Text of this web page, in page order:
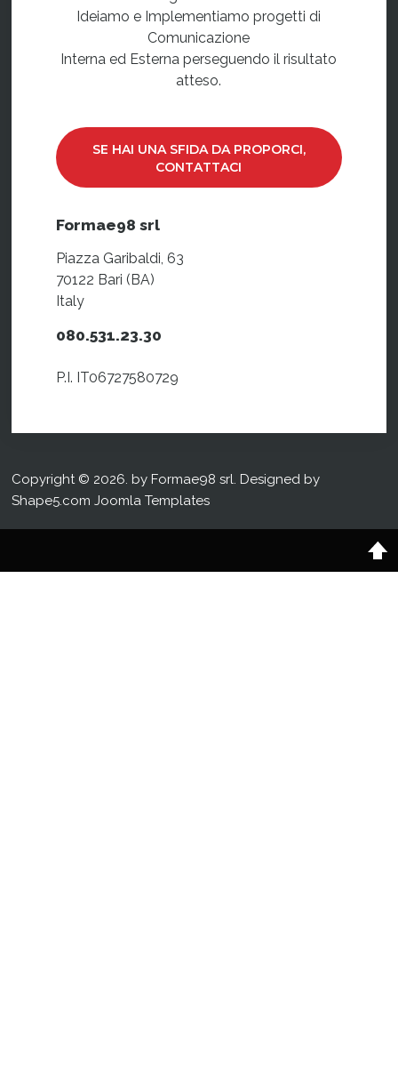
Ideiamo e Implementiamo progetti di
Comunicazione
Interna ed Esterna perseguendo il risultato
atteso.
SE HAI UNA SFIDA DA PROPORCI,
CONTATTACI
Formae98 srl
Piazza Garibaldi, 63
70122 Bari (BA)
Italy
080.531.23.30
P.I. IT06727580729
Copyright © 2026. by Formae98 srl. Designed by
Shape5.comJoomla Templates